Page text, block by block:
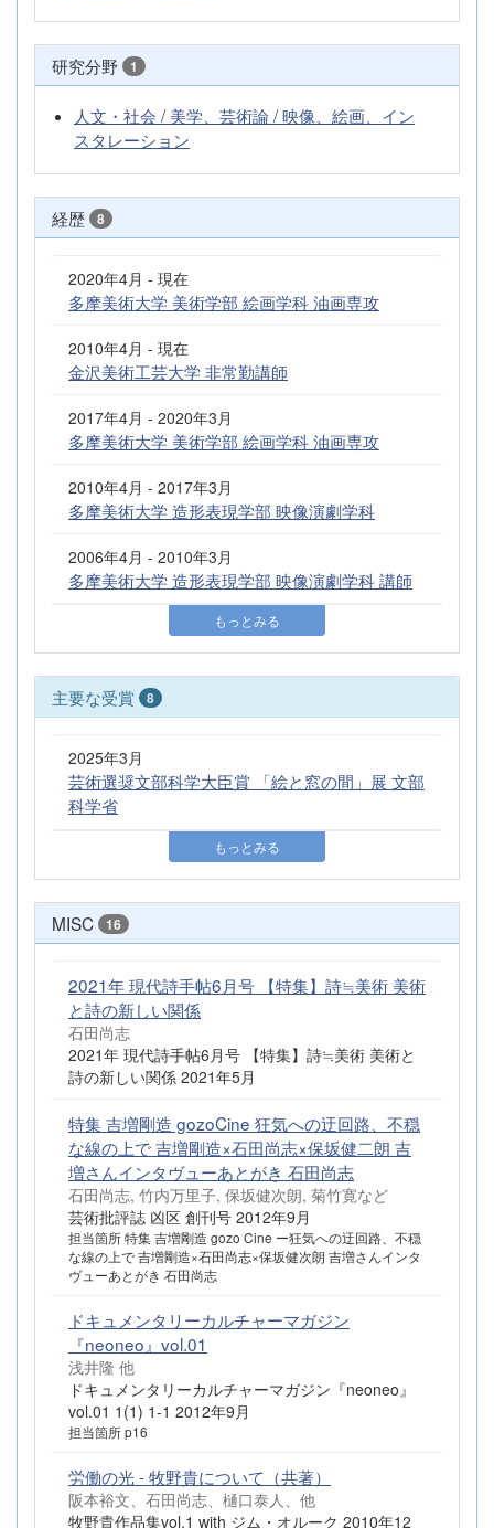
研究分野 1
人文・社会 / 美学、芸術論 / 映像、絵画、イン
スタレーション
経歴 8
2020年4月 - 現在
多摩美術大学 美術学部 絵画学科 油画専攻
2010年4月 - 現在
金沢美術工芸大学 非常勤講師
2017年4月 - 2020年3月
多摩美術大学 美術学部 絵画学科 油画専攻
2010年4月 - 2017年3月
多摩美術大学 造形表現学部 映像演劇学科
2006年4月 - 2010年3月
多摩美術大学 造形表現学部 映像演劇学科 講師
もっとみる
主要な受賞 8
2025年3月
芸術選奨文部科学大臣賞 「絵と窓の間」展 文部
科学省
もっとみる
MISC 16
2021年 現代詩手帖6月号 【特集】詩≒美術 美術
と詩の新しい関係
石田尚志
2021年 現代詩手帖6月号 【特集】詩≒美術 美術と
詩の新しい関係 2021年5月
特集 吉増剛造 gozoCine 狂気への迂回路、不穏
な線の上で 吉増剛造×石田尚志×保坂健二朗 吉
増さんインタヴューあとがき 石田尚志
石田尚志, 竹内万里子, 保坂健次朗, 菊竹寛など
芸術批評誌 凶区 創刊号 2012年9月
担当箇所 特集 吉増剛造 gozo Cine ー狂気への迂回路、不穏
な線の上で 吉増剛造×石田尚志×保坂健次朗 吉増さんインタ
ヴューあとがき 石田尚志
ドキュメンタリーカルチャーマガジン
『neoneo』vol.01
浅井隆 他
ドキュメンタリーカルチャーマガジン『neoneo』
vol.01 1(1) 1-1 2012年9月
担当箇所 p16
労働の光 - 牧野貴について（共著）
阪本裕文、石田尚志、樋口泰人、他
牧野貴作品集vol.1 with ジム・オルーク 2010年12